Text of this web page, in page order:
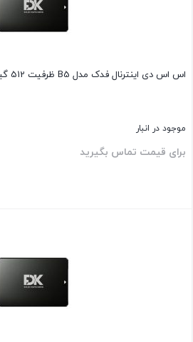
اس اس دی اینترنال فدک مدل B5 ظرفیت 512 گیگابایت
موجود در انبار
برای قیمت تماس بگیرید